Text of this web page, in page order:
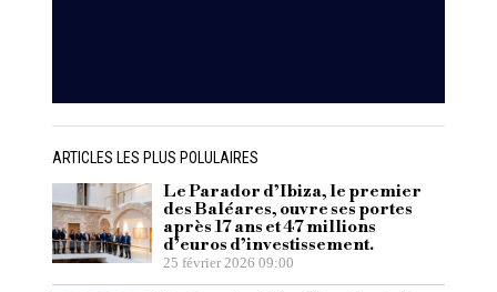
ARTICLES LES PLUS POLULAIRES
Le Parador d’Ibiza, le premier
des Baléares, ouvre ses portes
après 17 ans et 47 millions
d’euros d’investissement.
25 février 2026 09:00